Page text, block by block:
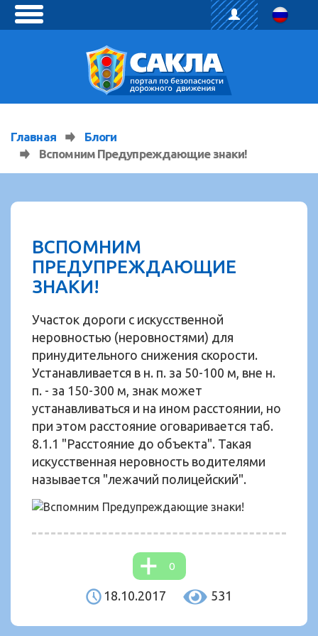
toggle
Главная
Блоги
Вспомним Предупреждающие знаки!
ВСПОМНИМ
ПРЕДУПРЕЖДАЮЩИЕ
ЗНАКИ!
Участок дороги с искусственной
неровностью (неровностями) для
принудительного снижения скорости.
Устанавливается в н. п. за 50-100 м, вне н.
п. - за 150-300 м, знак может
устанавливаться и на ином расстоянии, но
при этом расстояние оговаривается таб.
8.1.1 "Расстояние до объекта". Такая
искусственная неровность водителями
называется "лежачий полицейский".
0
18.10.2017 531